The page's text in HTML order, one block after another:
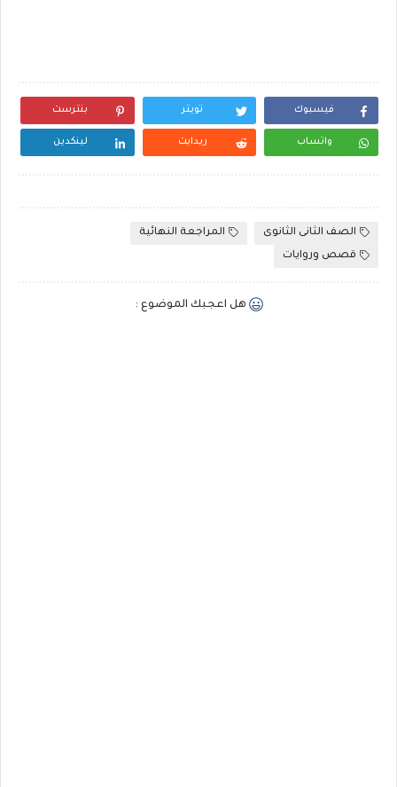
فيسبوك تويتر بنترست
واتساب ريدايت لينكدين
الصف الثانى الثانوى
المراجعة النهائية
قصص وروايات
هل اعجبك الموضوع :